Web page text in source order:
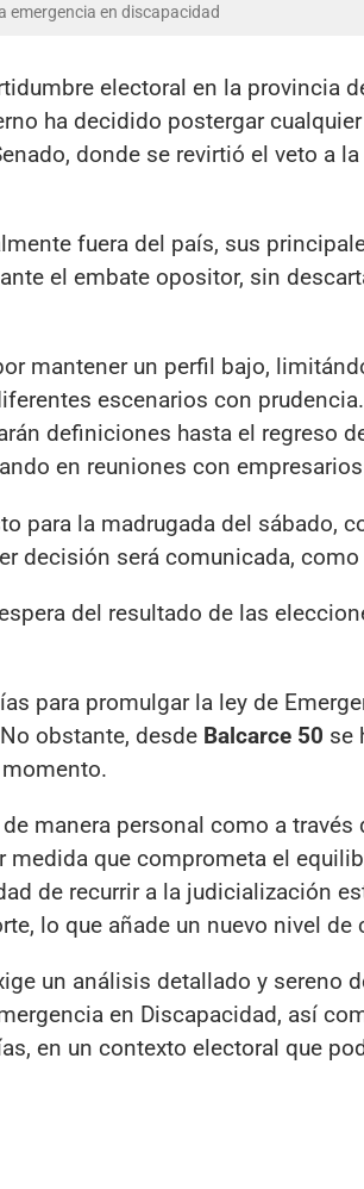
emergencia en discapacidad
electoral en la provincia
ha decidido postergar
donde se revirtió el veto a
fuera del país, sus
el embate opositor, sin
mantener un perfil bajo,
escenarios con
definiciones hasta el regreso
en reuniones con
para la madrugada del sábado,
decisión será comunicada,
del resultado de las
para promulgar la ley de
obstante, desde Balcarce 50 se
manera personal como a
que comprometa el
de recurrir a la judicialización
lo que añade un nuevo nivel
un análisis detallado y sereno
en Discapacidad, así
en un contexto electoral que